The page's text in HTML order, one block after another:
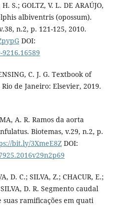
S.; GOLTZ, V. L. DE ARAÚJO,
albiventris (opossum).
n.2, p. 121-125, 2010.
DOI:
C. J. G. Textbook of
de Janeiro: Elsevier, 2019.
A. R. Ramos da aorta
Biotemas, v.29, n.2, p.
bit.ly/3XmeE8ZDOI:
D. C.; SILVA, Z.; CHACUR, E.;
D. R. Segmento caudal
ramificações em quati